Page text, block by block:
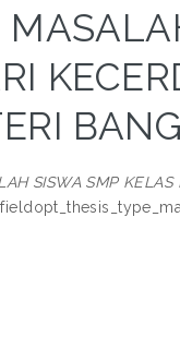
SISWA SMP